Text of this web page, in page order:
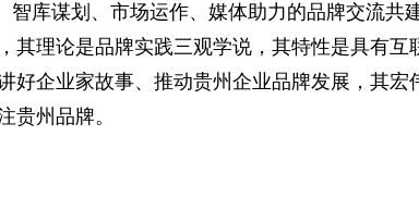
库谋划、市场运作、媒体助力的品牌交流共
其理论是品牌实践三观学说，其特性是具有互
好企业家故事、推动贵州企业品牌发展，其宏
贵州品牌。